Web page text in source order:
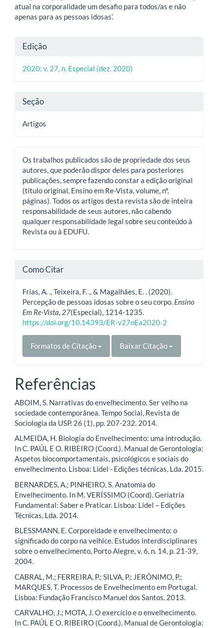
atual na corporalidade um desafio para todos/as e não
apenas para as pessoas idosas’.
Detalhes
do
Edição
2020: v. 27, n. Especial (dez. 2020)
Seção
Artigos
Os trabalhos publicados são de propriedade dos seus
autores, que poderão dispor deles para posteriores
publicações, sempre fazendo constar a edição original
(título original, Ensino em Re-Vista, volume, nº,
páginas). Todos os artigos desta revista são de inteira
responsabilidade de seus autores, não cabendo
qualquer responsabilidade legal sobre seu conteúdo à
Revista ou à EDUFU.
Como Citar
Frias, A. ., Teixeira, F. ., & Magalhães, E. . (2020).
Percepção de pessoas idosas sobre o seu corpo. Ensino
Em Re-Vista, 27(Especial), 1214-1235.
https://doi.org/10.14393/ER-v27nEa2020-2
Formatos de Citação Baixar Citação
Referências
ABOIM, S. Narrativas do envelhecimento. Ser velho na
sociedade contemporânea. Tempo Social, Revista de
Sociologia da USP. 26 (1), pp. 207-232. 2014.
ALMEIDA, H. Biologia do Envelhecimento: uma introdução.
In C. PAÚL E O. RIBEIRO (Coord.). Manual de Gerontologia:
Aspetos biocomportamentais, psicológicos e sociais do
envelhecimento. Lisboa: Lidel - Edições técnicas, Lda. 2015.
BERNARDES, A.; PINHEIRO, S. Anatomia do
Envelhecimento. In M. VERÍSSIMO (Coord). Geriatria
Fundamental: Saber e Praticar. Lisboa: Lidel – Edições
Técnicas, Lda. 2014.
BLESSMANN, E. Corporeidade e envelhecimento: o
significado do corpo na velhice. Estudos interdisciplinares
sobre o envelhecimento, Porto Alegre, v. 6, n. 14, p. 21-39,
2004.
CABRAL, M.; FERREIRA, P.; SILVA, P.; JERÓNIMO, P.;
MARQUES, T. Processos de Envelhecimento em Portugal.
Lisboa: Fundação Francisco Manuel dos Santos. 2013.
CARVALHO, J.; MOTA, J. O exercício e o envelhecimento.
In C. PAÚL E O. RIBEIRO (Coord.). Manual de Gerontologia: